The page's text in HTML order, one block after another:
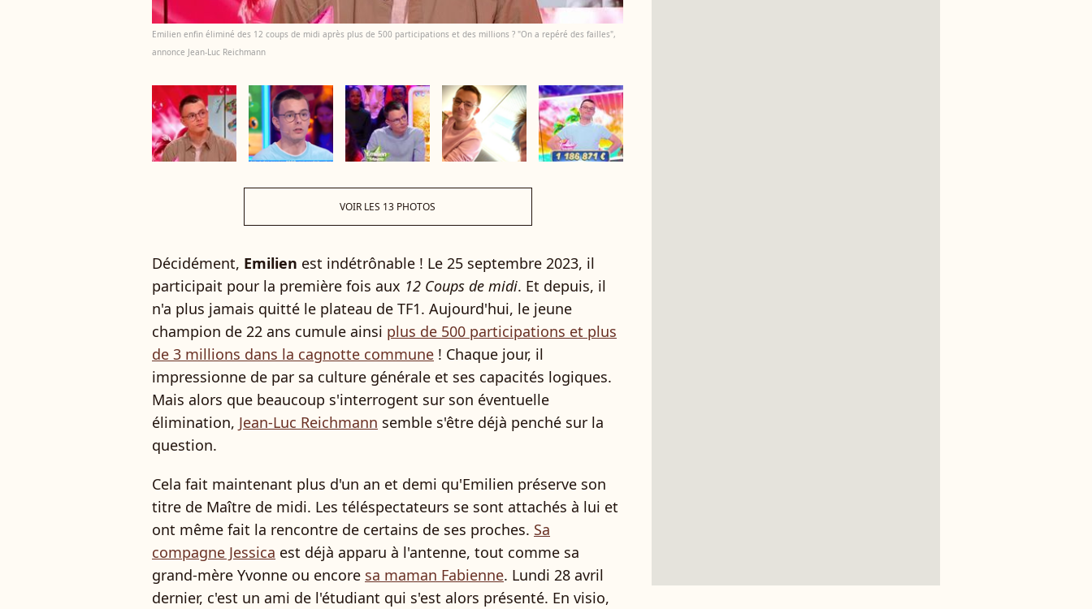
Emilien enfin éliminé des 12 coups de midi après plus de 500 participations et des millions ? "On a repéré des failles",
annonce Jean-Luc Reichmann
VOIR LES 13 PHOTOS
Décidément, Emilien est indétrônable ! Le 25 septembre 2023, il
participait pour la première fois aux 12 Coups de midi. Et depuis, il
n'a plus jamais quitté le plateau de TF1. Aujourd'hui, le jeune
champion de 22 ans cumule ainsi plus de 500 participations et plus
de 3 millions dans la cagnotte commune ! Chaque jour, il
impressionne de par sa culture générale et ses capacités logiques.
Mais alors que beaucoup s'interrogent sur son éventuelle
élimination, Jean-Luc Reichmann semble s'être déjà penché sur la
question.
Cela fait maintenant plus d'un an et demi qu'Emilien préserve son
titre de Maître de midi. Les téléspectateurs se sont attachés à lui et
ont même fait la rencontre de certains de ses proches. Sa
compagne Jessica est déjà apparu à l'antenne, tout comme sa
grand-mère Yvonne ou encore sa maman Fabienne. Lundi 28 avril
dernier, c'est un ami de l'étudiant qui s'est alors présenté. En visio,